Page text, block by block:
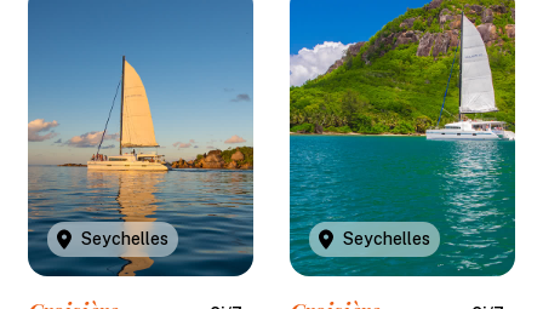
Seychelles Seychelles